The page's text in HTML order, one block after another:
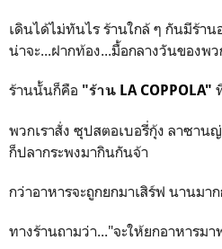
เดินได้ไม่ทันไร ร้านใกล้ ๆ กันมีร้า
น่าจะ...ฝากท้อง...มื้อกลางวันของพว
ร้านนั้นก็คือ "ร้าน LA COPPOLA"
พวกเราสั่ง ซุปสตอเบอรี่กุ้ง ลาซาน
ก็ปลากระพงมากินกันจ้า
กว่าอาหารจะถูกยกมาเสิร์ฟ นานมา
ทางร้านถามว่า..."จะให้ยกอาหารมา